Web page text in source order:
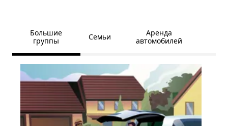
Большие
группы
Семьи
Аренда
автомобилей